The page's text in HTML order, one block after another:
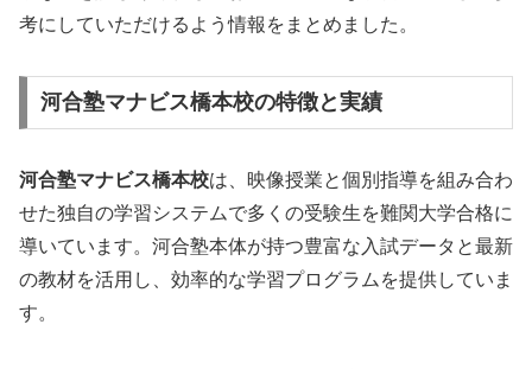
考にしていただけるよう情報をまとめました。
河合塾マナビス橋本校の特徴と実績
河合塾マナビス橋本校は、映像授業と個別指導を組み合わ
せた独自の学習システムで多くの受験生を難関大学合格に
導いています。河合塾本体が持つ豊富な入試データと最新
の教材を活用し、効率的な学習プログラムを提供していま
す。